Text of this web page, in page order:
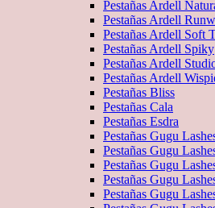
Pestañas Ardell
Pestañas Ardell
Pestañas Ardell Soft
Pestañas Ardell Spiky
Pestañas Ardell
Pestañas Ardell
Pestañas Bliss
Pestañas Cala
Pestañas Esdra
Pestañas Gugu
Pestañas Gugu
Pestañas Gugu
Pestañas Gugu
Pestañas Gugu